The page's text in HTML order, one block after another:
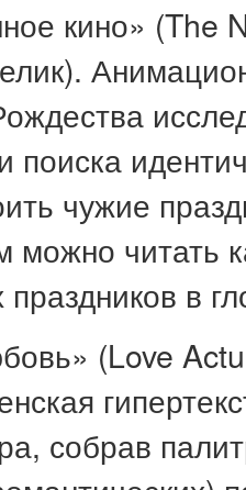
кино» (The
поиска
чужие
можно читать
в
(Love
собрав